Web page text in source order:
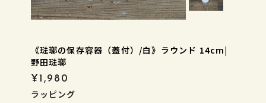
《琺瑯の保存容器（蓋付）/白》ラウンド 14cm|
野田琺瑯
¥1,980
ラッピング